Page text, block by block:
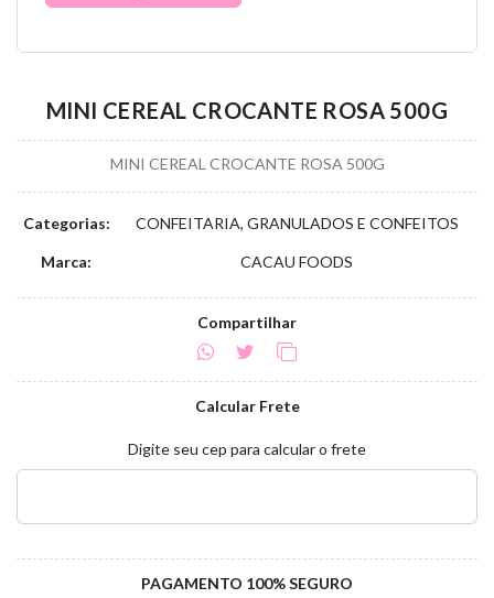
MINI CEREAL CROCANTE ROSA 500G
MINI CEREAL CROCANTE ROSA 500G
Categorias: CONFEITARIA, GRANULADOS E CONFEITOS
Marca: CACAU FOODS
Compartilhar
Calcular Frete
Digite seu cep para calcular o frete
PAGAMENTO 100% SEGURO